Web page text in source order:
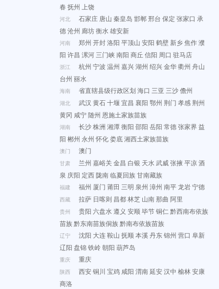
春 抚州 上饶
河北 石家庄 唐山 秦皇岛 邯郸邢台 保定 张家口 承
德沧州 廊坊衡水雄安新
河南 郑州 开封洛阳 平顶山 安阳 鹤壁 新乡焦作濮
阳 许昌 漯河三门峡南阳 商丘 信阳 周口 驻马店
浙江 杭州 宁波 温州 嘉兴湖州 绍兴金华衢州 舟山
台州 丽水
海南 省直辖县级行政区划 海口 三亚 三沙儋州
湖北 武汉 黄石十堰 宜昌 襄阳 鄂州 荆门 孝感荆州
黄冈 咸宁随州 恩施土家族苗族
湖南 长沙株洲 湘潭衡阳 邵阳 岳阳 常德张家界 益
阳 郴州 永州 怀化娄底湘西土家族苗族
澳门 澳门
甘肃 兰州 嘉峪关 金昌 白银 天水武威张掖平凉酒
泉 庆阳 定西陇南临夏回族甘南藏族
福建 福州 厦门 莆田 三明 泉州 漳州 南平龙岩宁德
西藏 拉萨 日喀则 昌都林芝 山南那曲 阿里
贵州 贵阳 六盘水遵义 安顺毕节铜仁黔西南布依族
苗族黔东南苗族侗族黔南布依族苗族
辽宁 沈阳 大连鞍山 抚顺本溪丹东锦州 营口 阜新
辽阳 盘锦铁岭朝阳 葫芦岛
重庆 重庆
陕西 西安铜川 宝鸡 咸阳 渭南延安汉中 榆林安康
商洛